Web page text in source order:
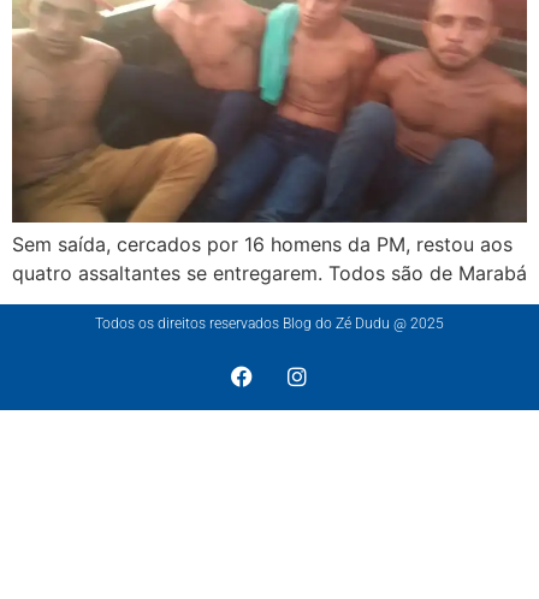
Sem saída, cercados por 16 homens da PM, restou aos
quatro assaltantes se entregarem. Todos são de Marabá
Todos os direitos reservados Blog do Zé Dudu @ 2025